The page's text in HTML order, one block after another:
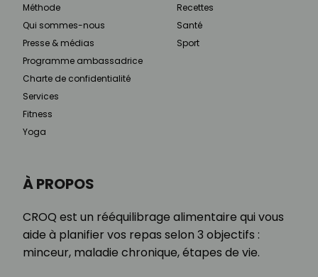
À PROPOS
CROQ est un rééquilibrage alimentaire qui vous
aide à planifier vos repas selon 3 objectifs :
minceur, maladie chronique, étapes de vie.
Méthode
Qui sommes-nous
Presse & médias
Programme ambassadrice
Charte de confidentialité
Services
Fitness
Yoga
Recettes
Santé
Sport